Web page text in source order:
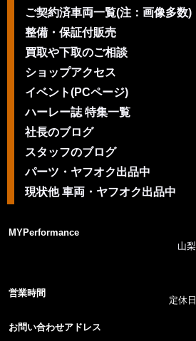
ご契約済車両一覧(注：画像多数)
整備・保証付販売
買取や下取のご相談
ショップアクセス
イベント(PCページ)
ハーレー誌 特集一覧
社長のブログ
スタッフのブログ
パーツ・ヤフオク出品中
現状他 車両・ヤフオク出品中
MYPerformance
山
営業時間
定休
お問い合わせアドレス